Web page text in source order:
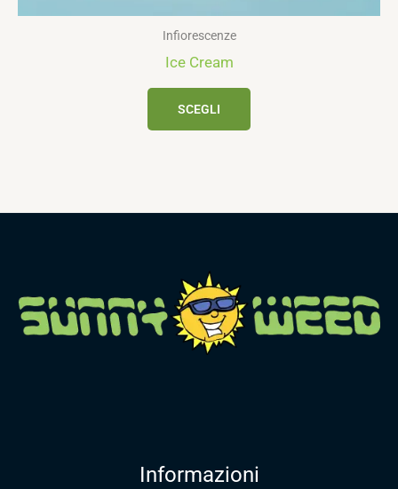
Infiorescenze
Ice Cream
SCEGLI
Informazioni